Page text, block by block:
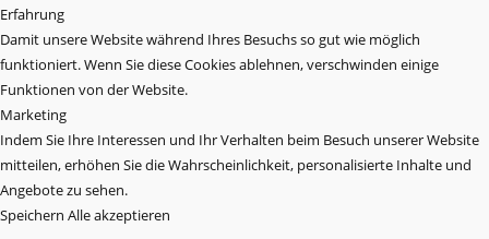
Erfahrung
Damit unsere Website während Ihres Besuchs so gut wie möglich
funktioniert. Wenn Sie diese Cookies ablehnen, verschwinden einige
Funktionen von der Website.
Marketing
Indem Sie Ihre Interessen und Ihr Verhalten beim Besuch unserer Website
mitteilen, erhöhen Sie die Wahrscheinlichkeit, personalisierte Inhalte und
Angebote zu sehen.
Speichern Alle akzeptieren